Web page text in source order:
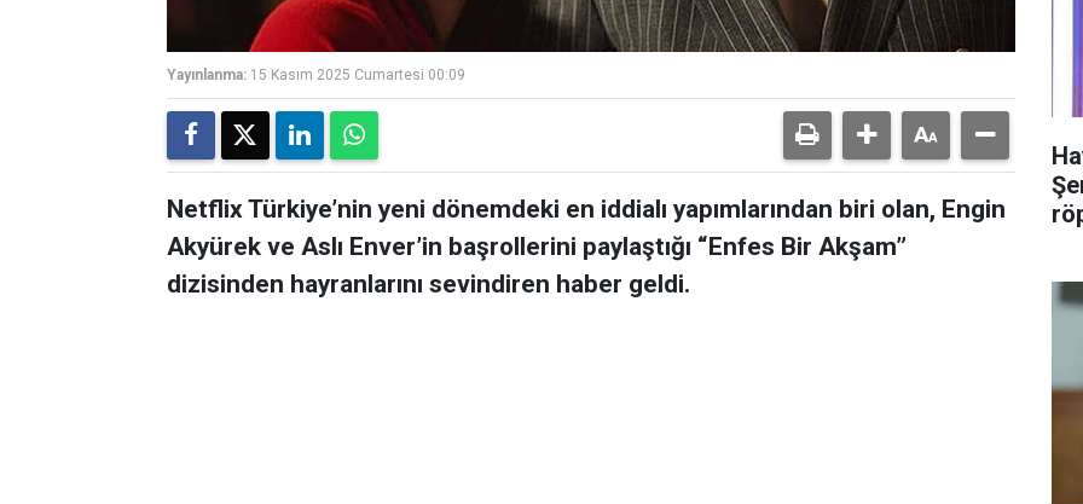
Yayınlanma: 15 Kasım 2025 Cumartesi 00:09
Netflix Türkiye’nin yeni dönemdeki en iddialı yapımlarından biri olan, Engin
Akyürek ve Aslı Enver’in başrollerini paylaştığı “Enfes Bir Akşam”
dizisinden hayranlarını sevindiren haber geldi.